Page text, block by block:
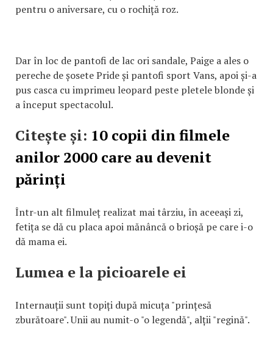
pentru o aniversare, cu o rochiță roz.
Dar în loc de pantofi de lac ori sandale, Paige a ales o
pereche de șosete Pride și pantofi sport Vans, apoi și-a
pus casca cu imprimeu leopard peste pletele blonde și
a început spectacolul.
Citește și: 10 copii din filmele
anilor 2000 care au devenit
părinți
Într-un alt filmuleț realizat mai târziu, în aceeași zi,
fetița se dă cu placa apoi mănâncă o brioșă pe care i-o
dă mama ei.
Lumea e la picioarele ei
Internauții sunt topiți după micuța "prințesă
zburătoare". Unii au numit-o "o legendă", alții "regină".